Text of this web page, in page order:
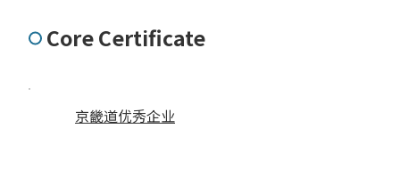
Core Certificate
京畿道优秀企业